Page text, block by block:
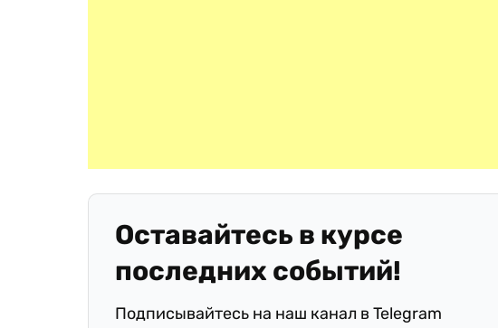
Оставайтесь в курсе
последних событий!
Подписывайтесь на наш канал в Telegram